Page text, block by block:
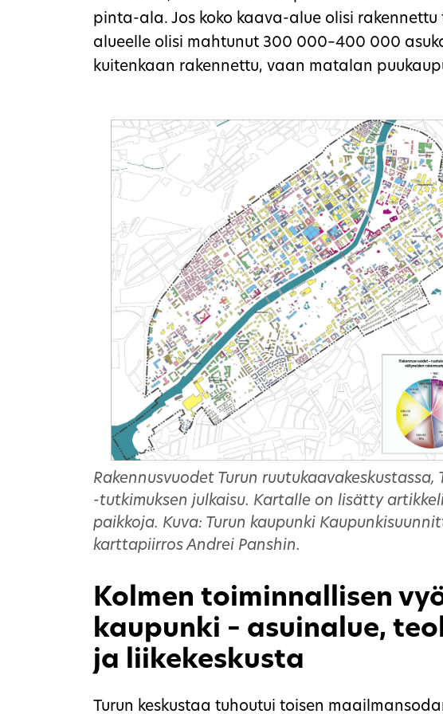
pinta-ala. Jos koko kaava-alue olisi
alueelle olisi mahtunut 300 000–400 000
kuitenkaan rakennettu, vaan matalan
Rakennusvuodet Turun ruutukaavakeskustassa,
-tutkimuksen julkaisu. Kartalle on lisätty
paikkoja. Kuva: Turun kaupunki
karttapiirros Andrei Panshin.
Kolmen toiminnallisen
kaupunki – asuinalue,
ja liikekeskusta
Turun keskustaa tuhoutui toisen